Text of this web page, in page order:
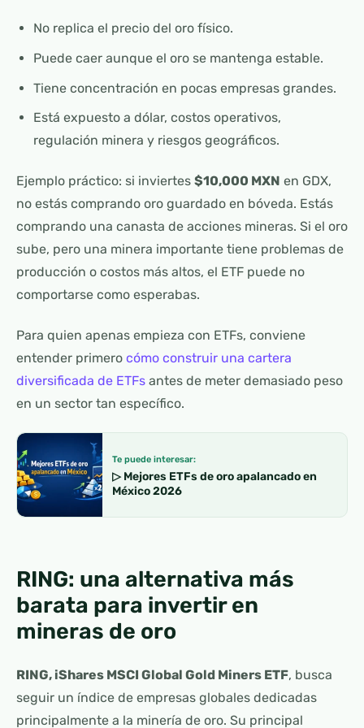
No replica el precio del oro físico.
Puede caer aunque el oro se mantenga estable.
Tiene concentración en pocas empresas grandes.
Está expuesto a dólar, costos operativos,
regulación minera y riesgos geográficos.
Ejemplo práctico: si inviertes $10,000 MXN en GDX,
no estás comprando oro guardado en bóveda. Estás
comprando una canasta de acciones mineras. Si el oro
sube, pero una minera importante tiene problemas de
producción o costos más altos, el ETF puede no
comportarse como esperabas.
Para quien apenas empieza con ETFs, conviene
entender primero cómo construir una cartera
diversificada de ETFs antes de meter demasiado peso
en un sector tan específico.
Te puede interesar:
▷ Mejores ETFs de oro apalancado en
México 2026
RING: una alternativa más
barata para invertir en
mineras de oro
RING, iShares MSCI Global Gold Miners ETF, busca
seguir un índice de empresas globales dedicadas
principalmente a la minería de oro. Su principal